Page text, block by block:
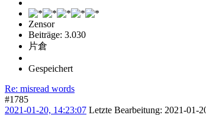
Zensor
Beiträge: 3.030
片倉
Gespeichert
Re: misread words
#1785
2021-01-20, 14:23:07 Letzte Bearbeitung: 2021-01-